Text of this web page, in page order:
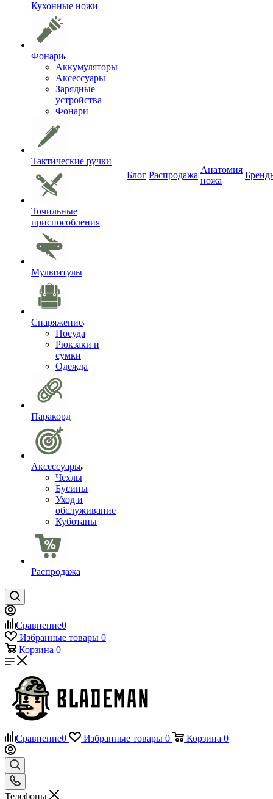
Кухонные ножи
Фонари
Аккумуляторы
Аксессуары
Зарядные
устройства
Фонари
Тактические ручки
Точильные
приспособления
Мультитулы
Снаряжение
Посуда
Рюкзаки и
сумки
Одежда
Паракорд
Аксессуары
Чехлы
Бусины
Уход и
обслуживание
Куботаны
Распродажа
Блог Распродажа
Анатомия
ножа
Сравнение0
Избранные товары 0
Корзина 0
Сравнение0 Избранные товары 0 Корзина 0
Телефоны